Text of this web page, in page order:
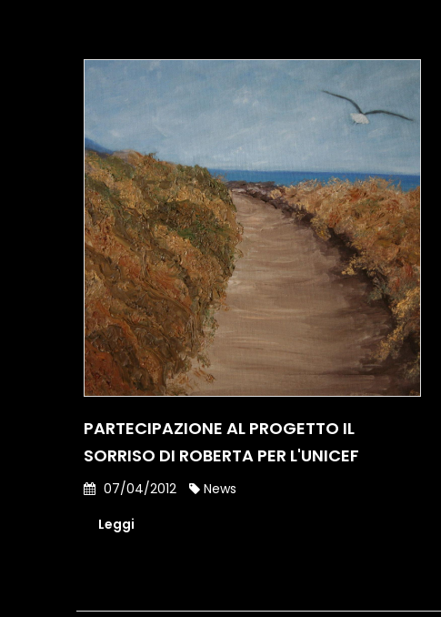
PARTECIPAZIONE AL PROGETTO IL
SORRISO DI ROBERTA PER L'UNICEF
07/04/2012
News
Leggi